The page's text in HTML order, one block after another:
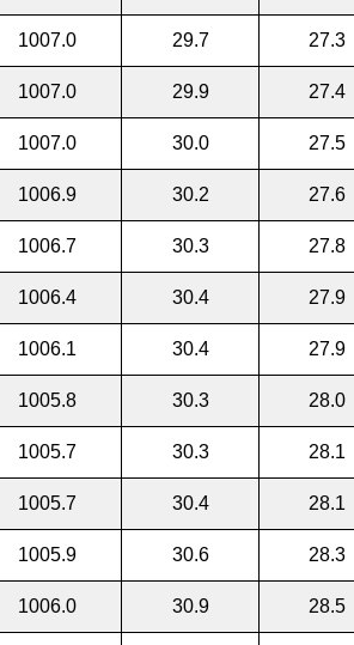
1007.0 29.7 27.3
1007.0 29.9 27.4
1007.0 30.0 27.5
1006.9 30.2 27.6
1006.7 30.3 27.8
1006.4 30.4 27.9
1006.1 30.4 27.9
1005.8 30.3 28.0
1005.7 30.3 28.1
1005.7 30.4 28.1
1005.9 30.6 28.3
1006.0 30.9 28.5